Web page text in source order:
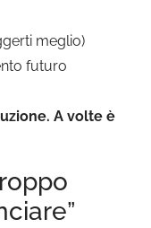
meglio)
futuro
A volte è